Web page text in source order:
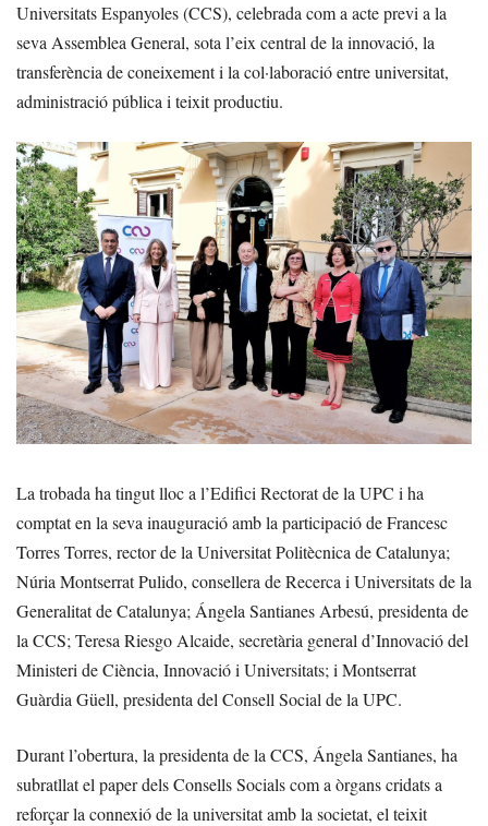
Universitats Espanyoles (CCS), celebrada com a acte previ a la
seva Assemblea General, sota l’eix central de la innovació, la
transferència de coneixement i la col·laboració entre universitat,
administració pública i teixit productiu.
La trobada ha tingut lloc a l’Edifici Rectorat de la UPC i ha
comptat en la seva inauguració amb la participació de Francesc
Torres Torres, rector de la Universitat Politècnica de Catalunya;
Núria Montserrat Pulido, consellera de Recerca i Universitats de la
Generalitat de Catalunya; Ángela Santianes Arbesú, presidenta de
la CCS; Teresa Riesgo Alcaide, secretària general d’Innovació del
Ministeri de Ciència, Innovació i Universitats; i Montserrat
Guàrdia Güell, presidenta del Consell Social de la UPC.
Durant l’obertura, la presidenta de la CCS, Ángela Santianes, ha
subratllat el paper dels Consells Socials com a òrgans cridats a
reforçar la connexió de la universitat amb la societat, el teixit